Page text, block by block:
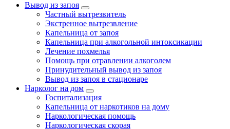
Вывод из запоя
Частный вытрезвитель
Экстренное вытрезвление
Капельница от запоя
Капельница при алкогольной интоксикации
Лечение похмелья
Помощь при отравлении алкоголем
Принудительный вывод из запоя
Вывод из запоя в стационаре
Нарколог на дом
Госпитализация
Капельница от наркотиков на дому
Наркологическая помощь
Наркологическая скорая